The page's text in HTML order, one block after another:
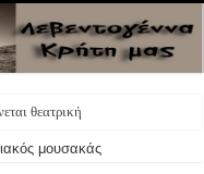
θεατρική παράστ
μουσακάς